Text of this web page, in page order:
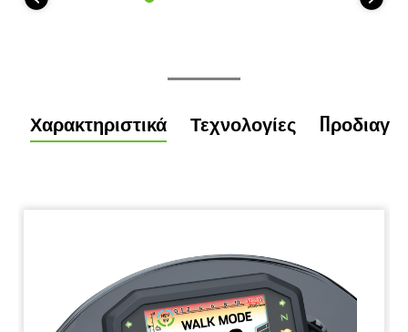
Χαρακτηριστικά Τεχνολογίες